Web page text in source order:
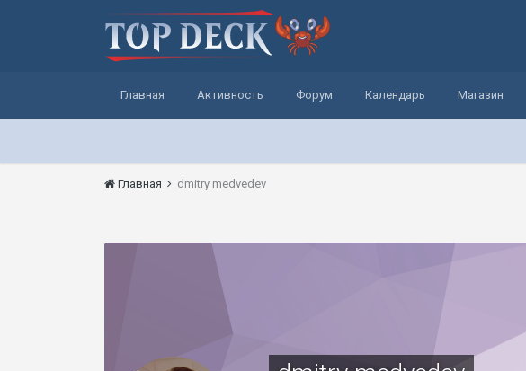
Главная Активность Форум Календарь Магазин
Главная dmitry medvedev